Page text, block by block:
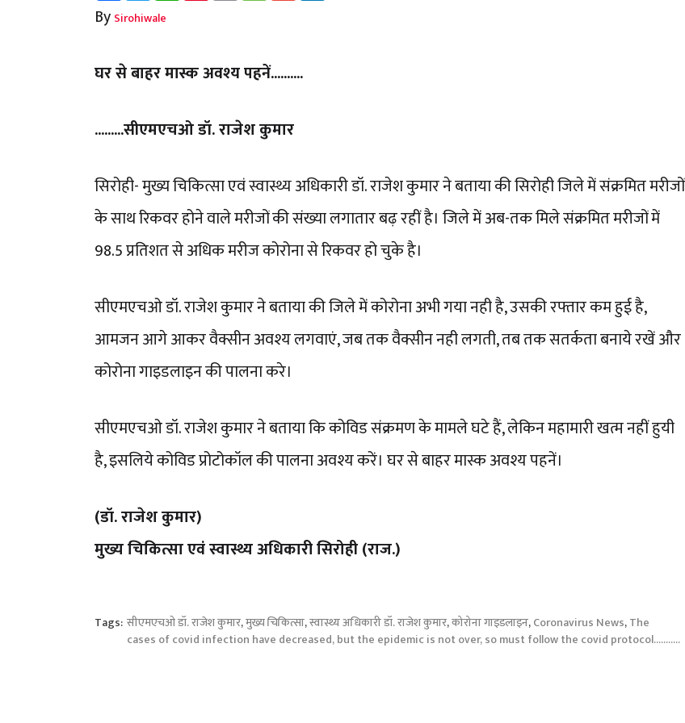
By Sirohiwale
घर से बाहर मास्क अवश्य पहनें..........
.........सीएमएचओ डॉ. राजेश कुमार
सिरोही- मुख्य चिकित्सा एवं स्वास्थ्य अधिकारी डॉ. राजेश कुमार ने बताया की सिरोही जिले में संक्रमित मरीजों
के साथ रिकवर होने वाले मरीजों की संख्या लगातार बढ़ रहीं है। जिले में अब-तक मिले संक्रमित मरीजों में
98.5 प्रतिशत से अधिक मरीज कोरोना से रिकवर हो चुके है।
सीएमएचओ डॉ. राजेश कुमार ने बताया की जिले में कोरोना अभी गया नही है, उसकी रफ्तार कम हुई है,
आमजन आगे आकर वैक्सीन अवश्य लगवाएं, जब तक वैक्सीन नही लगती, तब तक सतर्कता बनाये रखें और
कोरोना गाइडलाइन की पालना करे।
सीएमएचओ डॉ. राजेश कुमार ने बताया कि कोविड संक्रमण के मामले घटे हैं, लेकिन महामारी खत्म नहीं हुयी
है, इसलिये कोविड प्रोटोकॉल की पालना अवश्य करें। घर से बाहर मास्क अवश्य पहनें।
(डॉ. राजेश कुमार)
मुख्य चिकित्सा एवं स्वास्थ्य अधिकारी सिरोही (राज.)
Tags: सीएमएचओ डॉ. राजेश कुमार,मुख्य चिकित्सा,स्वास्थ्य अधिकारी डॉ. राजेश कुमार,कोरोना गाइडलाइन,Coronavirus News,The
cases of covid infection have decreased, but the epidemic is not over, so must follow the covid protocol...........